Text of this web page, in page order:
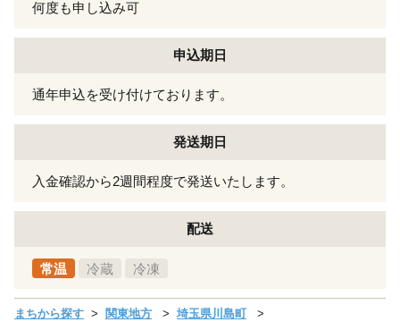
何度も申し込み可
申込期日
通年申込を受け付けております。
発送期日
入金確認から2週間程度で発送いたします。
配送
常温 冷蔵 冷凍
まちから探す 関東地方 埼玉県川島町